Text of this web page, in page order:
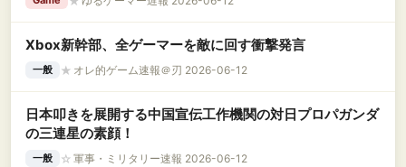
Xbox新幹部、全ゲーマーを敵に回す衝撃発言
一般 ★ オレ的ゲーム速報＠刃 2026-06-12
日本叩きを展開する中国宣伝工作機関の対日プロパガンダ
の三連星の素顔！
一般 ☆ 軍事・ミリタリー速報 2026-06-12